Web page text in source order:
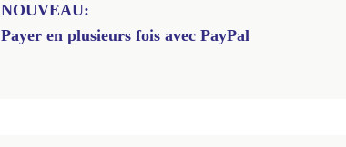
NOUVEAU:
Payer en plusieurs fois avec PayPal